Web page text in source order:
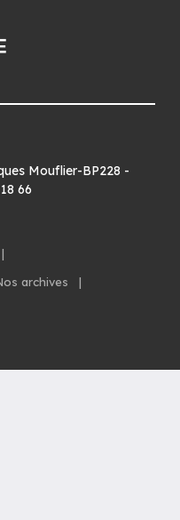
Mouflier-BP228 -
66
|
archives
|